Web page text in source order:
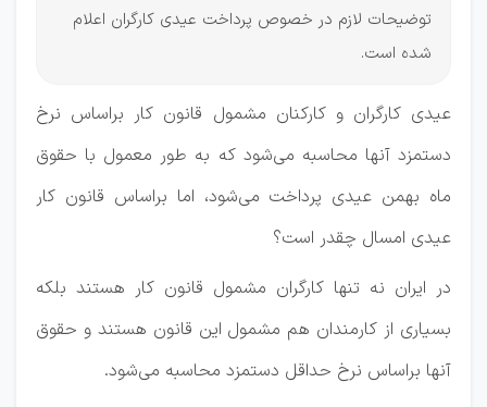
توضیحات لازم در خصوص پرداخت عیدی کارگران اعلام
شده است.
عیدی کارگران و کارکنان مشمول قانون کار براساس نرخ
دستمزد آنها محاسبه می‌شود که به طور معمول با حقوق
ماه بهمن عیدی پرداخت می‌شود، اما براساس قانون کار
عیدی امسال چقدر است؟
در ایران نه تنها کارگران مشمول قانون کار هستند بلکه
بسیاری از کارمندان هم مشمول این قانون هستند و حقوق
آنها براساس نرخ حداقل دستمزد محاسبه می‌شود.